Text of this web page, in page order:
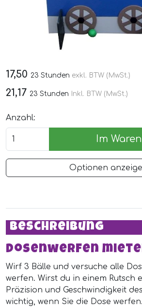
17,50 23 Stunden exkl. BTW (MwSt.)
21,17 23 Stunden Inkl. BTW (MwSt.)
Anzahl:
Im
Optionen
Beschreibung
Dosenwerfen
Wirf 3 Bälle und versuche alle
werfen. Wirst du in einem Rutsch
Präzision und Geschwindigkeit
wichtig, wenn Sie die Dose werfen.